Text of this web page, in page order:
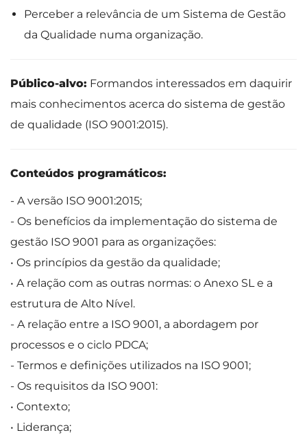
Perceber a relevância de um Sistema de Gestão
da Qualidade numa organização.
Público-alvo: Formandos interessados em daquirir
mais conhecimentos acerca do sistema de gestão
de qualidade (ISO 9001:2015).
Conteúdos programáticos:
- A versão ISO 9001:2015;
- Os benefícios da implementação do sistema de
gestão ISO 9001 para as organizações:
• Os princípios da gestão da qualidade;
• A relação com as outras normas: o Anexo SL e a
estrutura de Alto Nível.
- A relação entre a ISO 9001, a abordagem por
processos e o ciclo PDCA;
- Termos e definições utilizados na ISO 9001;
- Os requisitos da ISO 9001:
• Contexto;
• Liderança;